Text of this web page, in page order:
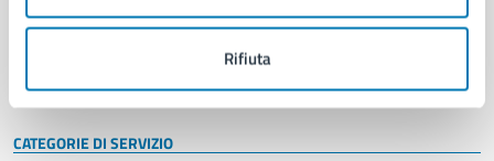
Rifiuta
Personale amministrativo
Intranet, posta aziendale e protocollo
CATEGORIE DI SERVIZIO